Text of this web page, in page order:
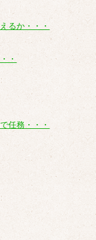
るか・・・
・
任務・・・